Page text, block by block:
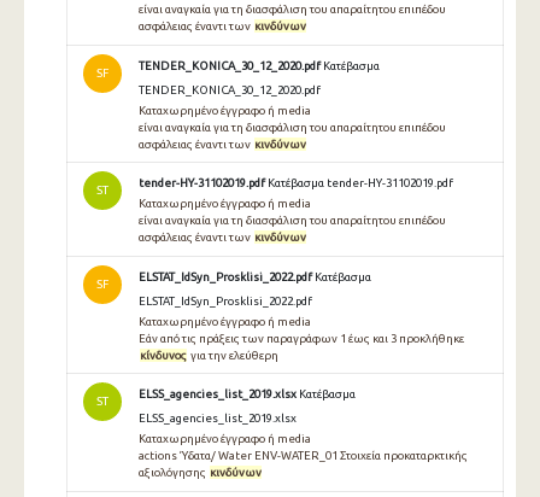
είναι αναγκαία για τη διασφάλιση του απαραίτητου επιπέδου
ασφάλειας έναντι των κινδύνων
SF
TENDER_KONICA_30_12_2020.pdf Κατέβασμα
TENDER_KONICA_30_12_2020.pdf
Καταχωρημένο έγγραφο ή media
είναι αναγκαία για τη διασφάλιση του απαραίτητου επιπέδου
ασφάλειας έναντι των κινδύνων
ST
tender-HY-31102019.pdf Κατέβασμα tender-HY-31102019.pdf
Καταχωρημένο έγγραφο ή media
είναι αναγκαία για τη διασφάλιση του απαραίτητου επιπέδου
ασφάλειας έναντι των κινδύνων
SF
ELSTAT_IdSyn_Prosklisi_2022.pdf Κατέβασμα
ELSTAT_IdSyn_Prosklisi_2022.pdf
Καταχωρημένο έγγραφο ή media
Εάν από τις πράξεις των παραγράφων 1 έως και 3 προκλήθηκε
κίνδυνος για την ελεύθερη
ST
ELSS_agencies_list_2019.xlsx Κατέβασμα
ELSS_agencies_list_2019.xlsx
Καταχωρημένο έγγραφο ή media
actions Ύδατα/ Water ENV-WATER_01 Στοιχεία προκαταρκτικής
αξιολόγησης κινδύνων